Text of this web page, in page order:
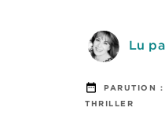
Lu
date_range PARUTION :
THRILLER